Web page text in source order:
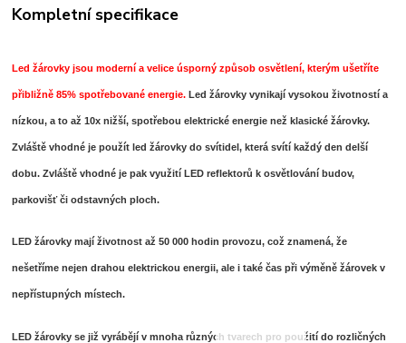
Kompletní specifikace
Led žárovky jsou moderní a velice úsporný způsob osvětlení, kterým ušetříte
přibližně 85% spotřebované energie.Led žárovky vynikají vysokou životností a
nízkou, a to až 10x nižší, spotřebou elektrické energie než klasické žárovky.
Zvláště vhodné je použít led žárovky do svítidel, která svítí každý den delší
dobu. Zvláště vhodné je pak využití LED reflektorů k osvětlování budov,
parkovišť či odstavných ploch.
LED žárovky mají životnost až 50 000 hodin provozu, což znamená, že
nešetříme nejen drahou elektrickou energii, ale i také čas při výměně žárovek v
nepřístupných místech.
LED žárovky se již vyrábějí v mnoha různých tvarech pro použití do rozličných